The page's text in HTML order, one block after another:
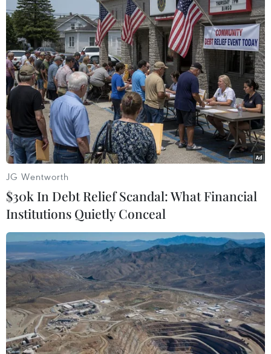
sinh tại Singapore
24/12/2018 07:21
Hòa chung không khí vui mừng đón Giáng sinh và Năm
mới 2019, người dân Singapore đổ ra đường đắm mình
vào các lễ hội và những cửa hàng lung linh sắc màu
của khu phố mua sắm sầm uất Orchard.
Sôi động lễ hội voi ở Công viên quốc gia
Chitwan của Nepal
JG Wentworth
$30k In Debt Relief Scandal: What Financial
Institutions Quietly Conceal